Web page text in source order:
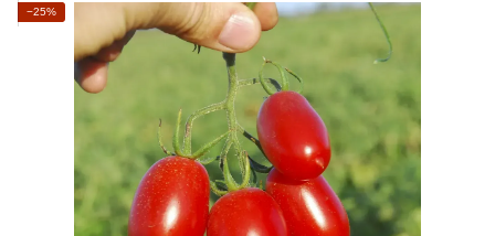
−25%